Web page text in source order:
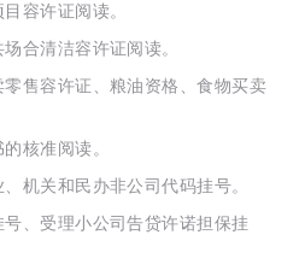
容许证阅读。
清洁容许证阅读。
售容许证、粮油资格、食物买卖
核准阅读。
关和民办非公司代码挂号。
、受理小公司告贷许诺担保挂